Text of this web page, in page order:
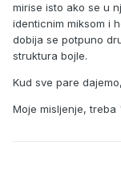
mirise isto ako se u
identicnim miksom i
dobija se potpuno
struktura bojle.
Kud sve pare
Moje misljenje, treba